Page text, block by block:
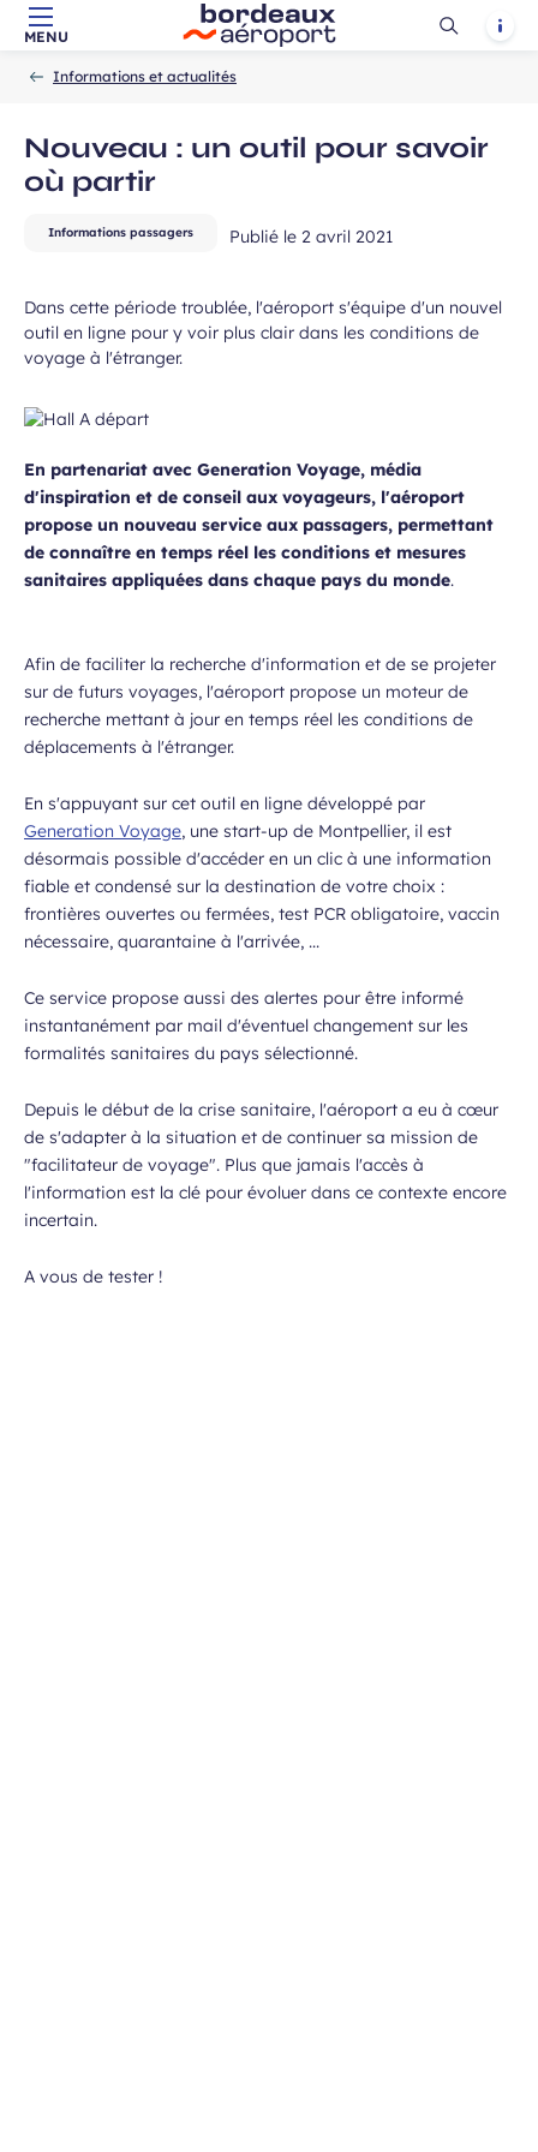
Aller au contenu principal
Aller à la navigation
-
Aller à la
MENU
Ouvrir
Informations et actualités
Nouveau : un outil pour savoir
où partir
Informations passagers Publié le 2 avril 2021
Dans cette période troublée, l'aéroport s'équipe d'un nouvel
outil en ligne pour y voir plus clair dans les conditions de
voyage à l'étranger.
En partenariat avec Generation Voyage, média
d'inspiration et de conseil aux voyageurs, l'aéroport
propose un nouveau service aux passagers, permettant
de connaître en temps réel les conditions et mesures
sanitaires appliquées dans chaque pays du monde.
Afin de faciliter la recherche d'information et de se projeter
sur de futurs voyages, l'aéroport propose un moteur de
recherche mettant à jour en temps réel les conditions de
déplacements à l'étranger.
En s'appuyant sur cet outil en ligne développé par
Generation Voyage, une start-up de Montpellier, il est
désormais possible d'accéder en un clic à une information
fiable et condensé sur la destination de votre choix :
frontières ouvertes ou fermées, test PCR obligatoire, vaccin
nécessaire, quarantaine à l'arrivée, ...
Ce service propose aussi des alertes pour être informé
instantanément par mail d'éventuel changement sur les
formalités sanitaires du pays sélectionné.
Depuis le début de la crise sanitaire, l'aéroport a eu à cœur
de s'adapter à la situation et de continuer sa mission de
"facilitateur de voyage". Plus que jamais l'accès à
l'information est la clé pour évoluer dans ce contexte encore
incertain.
A vous de tester !
PrénomChamp
et j’accepte que mes données
communication dans le cadre de
l’Aéroport de Bordeaux.Champ
requis
la newsletter